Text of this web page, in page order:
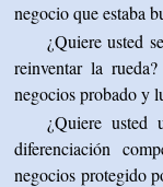
negocio que estaba
¿Quiere usted
reinventar la
negocios probado y
¿Quiere usted
diferenciación
negocios protegido